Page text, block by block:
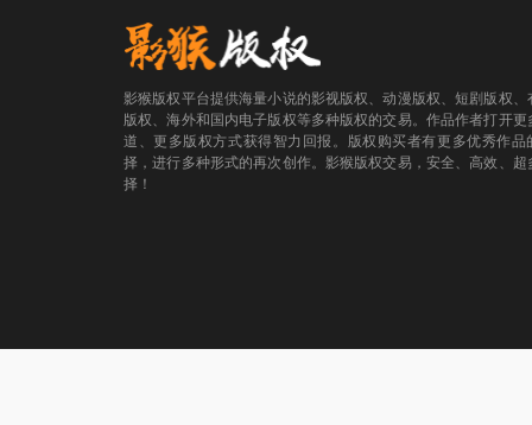
影猴版权平台提供海量小说的影视版权、动漫版权、短剧版权、
版权、海外和国内电子版权等多种版权的交易。作品作者打开更
道、更多版权方式获得智力回报。版权购买者有更多优秀作品
择，进行多种形式的再次创作。影猴版权交易，安全、高效、超
择！